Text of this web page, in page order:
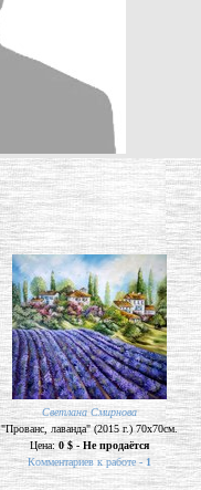
Светлана Смирнова
"Прованс, лаванда" (2015 г.) 70х70см.
Цена: 0 $ - Не продаётся
Комментариев к работе - 1